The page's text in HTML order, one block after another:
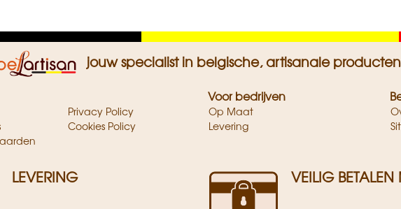
jouw specialist in belgische, artisanale
Privacy Policy
Cookies Policy
Voor bedrijven
Op Maat
Levering
LEVERING VEILIG BETALEN